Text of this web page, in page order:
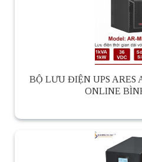
BỘ LƯU ĐIỆN UPS ARES
ONLINE